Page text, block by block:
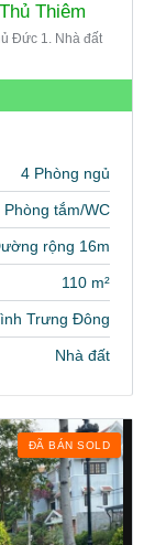
Thiêm
Đức 1. Nhà đất
4 Phòng ngủ
Phòng tắm/WC
rộng 16m
110 m²
Trưng Đông
Nhà đất
ĐÃ BÁN SOLD